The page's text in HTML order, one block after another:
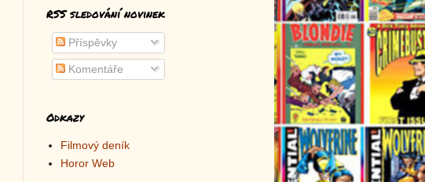
RSS sledování novinek
Příspěvky
Komentáře
Odkazy
Filmový deník
Horor Web